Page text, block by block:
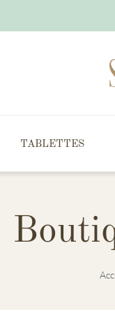
TABLETTES